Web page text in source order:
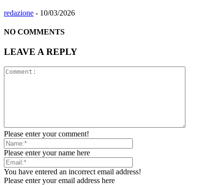
redazione - 10/03/2026
NO COMMENTS
LEAVE A REPLY
Please enter your comment!
Please enter your name here
You have entered an incorrect email address!
Please enter your email address here